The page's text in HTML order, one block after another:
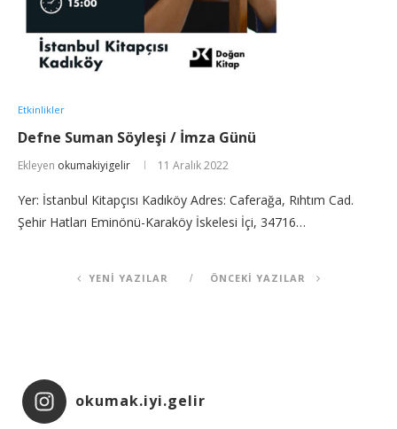
Etkinlikler
Defne Suman Söyleşi / İmza Günü
Ekleyen okumakiyigelir 11 Aralık 2022
Yer: İstanbul Kitapçısı Kadıköy Adres: Caferağa, Rıhtım Cad.
Şehir Hatları Eminönü-Karaköy İskelesi İçi, 34716…
YENI YAZILAR ÖNCEKI YAZILAR
okumak.iyi.gelir